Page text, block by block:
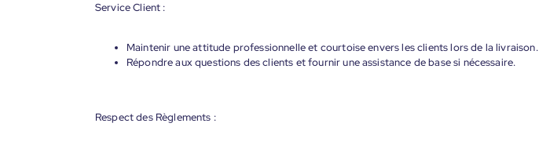
Service Client :
Maintenir une attitude professionnelle et courtoise envers les clients lors de la livraison.
Répondre aux questions des clients et fournir une assistance de base si nécessaire.
Respect des Règlements :